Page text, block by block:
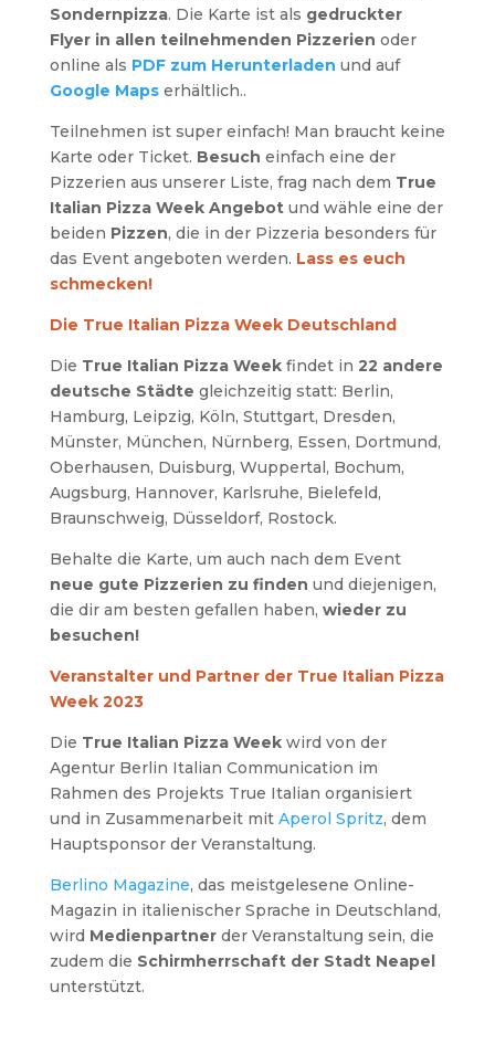
Sondernpizza. Die Karte ist als gedruckter
Flyer in allen teilnehmenden Pizzerien oder
online als PDF zum Herunterladen und auf
Google Mapserhältlich..
Teilnehmen ist super einfach! Man braucht keine
Karte oder Ticket. Besuch einfach eine der
Pizzerien aus unserer Liste, frag nach dem True
Italian Pizza Week Angebotund wähle eine der
beiden Pizzen, die in der Pizzeria besonders für
das Event angeboten werden. Lass es euch
schmecken!
Die True Italian Pizza Week Deutschland
Die True Italian Pizza Week findet in 22 andere
deutsche Städte gleichzeitig statt: Berlin,
Hamburg, Leipzig, Köln, Stuttgart, Dresden,
Münster, München, Nürnberg, Essen, Dortmund,
Oberhausen, Duisburg, Wuppertal, Bochum,
Augsburg, Hannover, Karlsruhe, Bielefeld,
Braunschweig, Düsseldorf, Rostock.
Behalte die Karte, um auch nach dem Event
neue gute Pizzerien zu finden und diejenigen,
die dir am besten gefallen haben, wieder zu
besuchen!
Veranstalter und Partner der True Italian Pizza
Week 2023
Die True Italian Pizza Weekwird von der
Agentur Berlin Italian Communication im
Rahmen des Projekts True Italian organisiert
und in Zusammenarbeit mit Aperol Spritz, dem
Hauptsponsor der Veranstaltung.
Berlino Magazine, das meistgelesene Online-
Magazin in italienischer Sprache in Deutschland,
wird Medienpartnerder Veranstaltung sein, die
zudem die Schirmherrschaft der Stadt Neapel
unterstützt.